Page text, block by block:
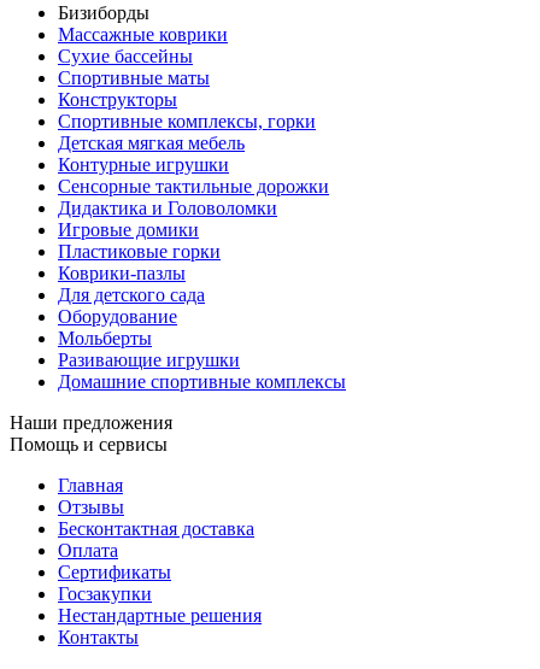
Бизиборды
Массажные коврики
Сухие бассейны
Спортивные маты
Конструкторы
Спортивные комплексы, горки
Детская мягкая мебель
Контурные игрушки
Сенсорные тактильные дорожки
Дидактика и Головоломки
Игровые домики
Пластиковые горки
Коврики-пазлы
Для детского сада
Оборудование
Мольберты
Разивающие игрушки
Домашние спортивные комплексы
Наши предложения
Помощь и сервисы
Главная
Отзывы
Бесконтактная доставка
Оплата
Сертификаты
Госзакупки
Нестандартные решения
Контакты